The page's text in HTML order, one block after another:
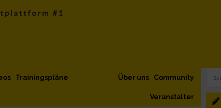
Trainingspläne Community
Über uns
Veranstalter